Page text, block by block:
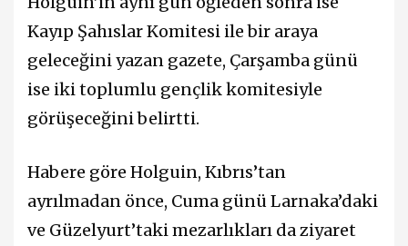
Kayıp Şahıslar Komitesi ile bir araya
geleceğini yazan gazete, Çarşamba günü
ise iki toplumlu gençlik komitesiyle
görüşeceğini belirtti.
Habere göre Holguin, Kıbrıs’tan
ayrılmadan önce, Cuma günü Larnaka’daki
ve Güzelyurt’taki mezarlıkları da ziyaret